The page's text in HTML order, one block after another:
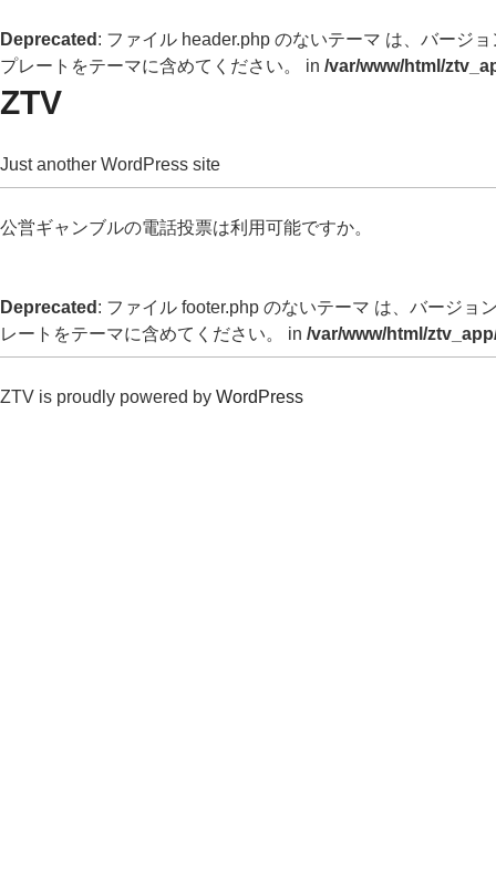
Deprecated : ファイル header.php のないテーマ は、バージ
プレートをテーマに含めてください。 in /var/www/html/
ZTV
Just another WordPress site
公営ギャンブルの電話投票は利用可能ですか。
Deprecated : ファイル footer.php のないテーマ は、バージョ
レートをテーマに含めてください。 in /var/www/html/
ZTV is proudly powered by WordPress